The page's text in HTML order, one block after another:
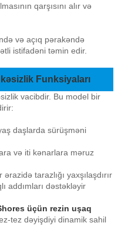
qarşısını alır və
və açıq pərakəndə
istifadəni təmin edir.
Funksiyaları
vacibdir. Bu model bir
daşlarda sürüşməni
və iti kənarlara məruz
tarazlığı yaxşılaşdırır
addımları dəstəkləyir
üçün rezin uşaq
tez dəyişdiyi dinamik sahil